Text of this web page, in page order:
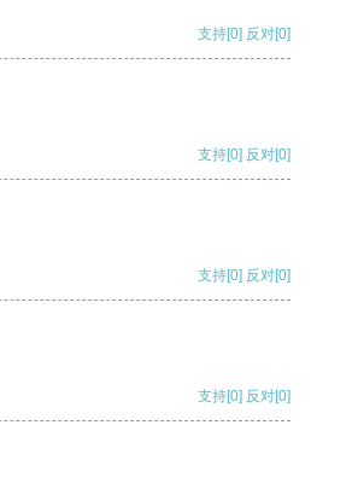
支持[0] 反对[0]
支持[0] 反对[0]
支持[0] 反对[0]
支持[0] 反对[0]